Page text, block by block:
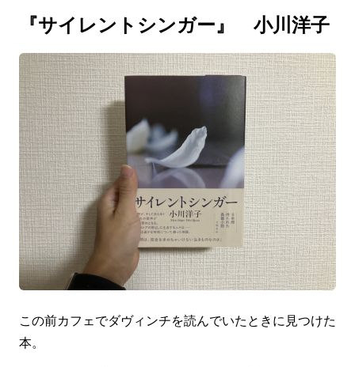
『サイレントシンガー』 小川洋子
この前カフェでダヴィンチを読んでいたときに見つけた
本。